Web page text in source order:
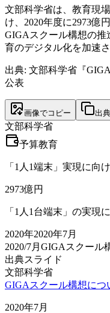
文部科学省は、教育現
け、2020年度に2973億
GIGAスクール構想の推
育のデジタル化を加速
出典: 文部科学省『
公表
画像でコピー 出
文部科学省
予算教育
「1人1端末」実現に向
2973億円
「1人1台端末」の実現
2020年2020年7月
2020/7月 GIGAスクール
出典スライド
文部科学省
GIGAスクール構想につ
2020年7月